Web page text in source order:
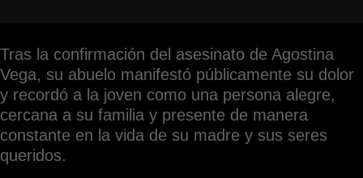
Tras la confirmación del asesinato de Agostina
Vega, su abuelo manifestó públicamente su dolor
y recordó a la joven como una persona alegre,
cercana a su familia y presente de manera
constante en la vida de su madre y sus seres
queridos.